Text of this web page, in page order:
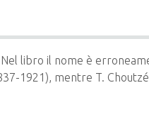
Nel libro il nome è
1921), mentre T.